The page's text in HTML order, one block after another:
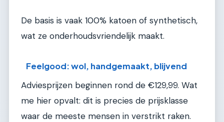
De basis is vaak 100% katoen of synthetisch,
wat ze onderhoudsvriendelijk maakt.
Feelgood: wol, handgemaakt, blijvend
Adviesprijzen beginnen rond de €129,99. Wat
me hier opvalt: dit is precies de prijsklasse
waar de meeste mensen in verstrikt raken.